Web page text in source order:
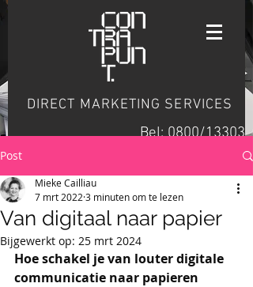
DIRECT MARKETING SERVICES
Bel: 0800/13303
Post
Van digitaal naar papier
Mieke Cailliau
7 mrt 2022 3 minuten om te lezen
Bijgewerkt op: 25 mrt 2024
Hoe schakel je van louter digitale
communicatie naar papieren